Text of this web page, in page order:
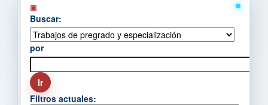
Buscar:
por
Filtros actuales: